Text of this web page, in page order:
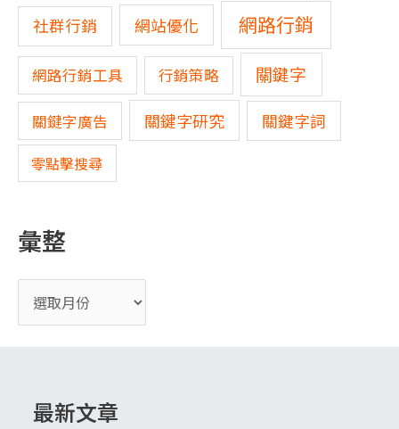
社群行銷 網站優化 網路行銷
網路行銷工具 行銷策略 關鍵字
關鍵字廣告 關鍵字研究 關鍵字詞
零點擊搜尋
彙整
最新文章